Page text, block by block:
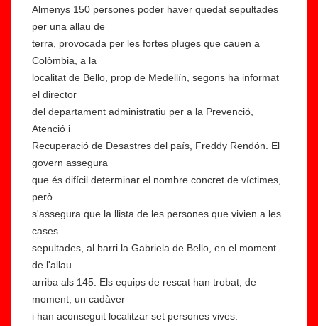
Almenys 150 persones poder haver quedat sepultades
per una allau de
terra, provocada per les fortes pluges que cauen a
Colòmbia, a la
localitat de Bello, prop de Medellín, segons ha informat
el director
del departament administratiu per a la Prevenció,
Atenció i
Recuperació de Desastres del país, Freddy Rendón. El
govern assegura
que és difícil determinar el nombre concret de víctimes,
però
s'assegura que la llista de les persones que vivien a les
cases
sepultades, al barri la Gabriela de Bello, en el moment
de l'allau
arriba als 145. Els equips de rescat han trobat, de
moment, un cadàver
i han aconseguit localitzar set persones vives.